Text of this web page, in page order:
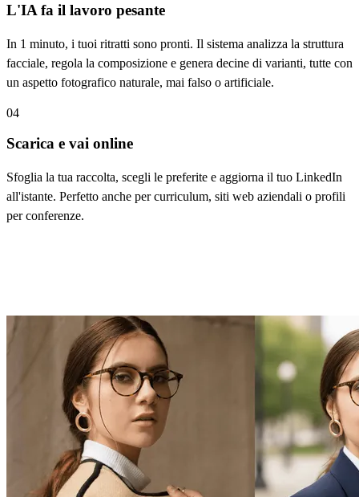
L'IA fa il lavoro pesante
In 1 minuto, i tuoi ritratti sono pronti. Il sistema analizza la struttura
facciale, regola la composizione e genera decine di varianti, tutte con
un aspetto fotografico naturale, mai falso o artificiale.
04
Scarica e vai online
Sfoglia la tua raccolta, scegli le preferite e aggiorna il tuo LinkedIn
all'istante. Perfetto anche per curriculum, siti web aziendali o profili
per conferenze.